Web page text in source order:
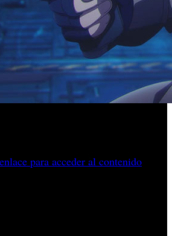
para acceder al contenido